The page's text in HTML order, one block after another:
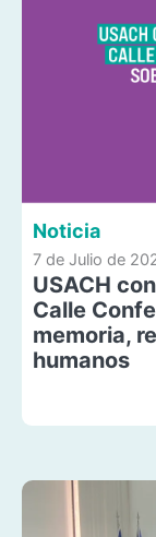
Noticia
7 de Julio de
USACH
Calle
memoria,
humanos